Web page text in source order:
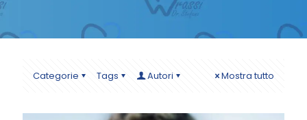
Categorie Tags Autori Mostra tutto